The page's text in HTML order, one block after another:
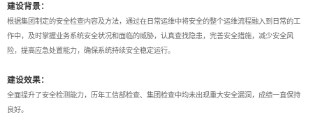
建设背景：
根据集团制定的安全检查内容及方法，通过在日常运维中将安全的整个运维流程融入到日常的工
作中，及时掌握业务系统安全状况和面临的威胁，认真查找隐患，完善安全措施，减少安全风
险，提高应急处置能力，确保系统持续安全稳定运行。
建设效果：
全面提升了安全检测能力，历年工信部检查、集团检查中均未出现重大安全漏洞，成绩一直保持
良好。